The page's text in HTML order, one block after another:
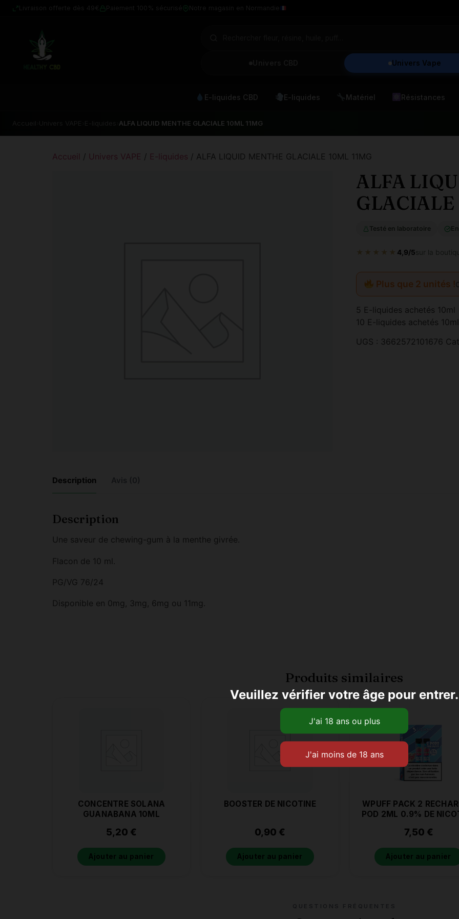
Univers Vape
E-liquides CBD E-liquides Matériel Résistances
ALFA LIQUID MENTHE GLACIALE 10ML 11MG
Accueil / Univers VAPE / E-liquides / ALFA LIQUID MENTHE GLACIALE 10ML 11MG
ALFA
GLACIALE
Testé en laboratoire
★★★★★ 4,9/5sur la
Plus que 2 unités !
5 E-liquides achetés
10 E-liquides achetés
UGS : 3662572101676
Description
Description
Une saveur de chewing-gum à la menthe givrée.
Flacon de 10 ml.
PG/VG 76/24
Disponible en 0mg, 3mg, 6mg ou 11mg.
Produits similaires
CONCENTRE SOLANA
GUANABANA 10ML
5,20 €
Ajouter au panier
BOOSTER DE NICOTINE
0,90 €
Ajouter au panier
WPUFF PACK 2
POD 2ML 0.9% DE
7,50 €
Ajouter au panier
Veuillez vérifier votre âge pour entrer.